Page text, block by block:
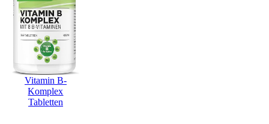
Vitamin B-
Komplex
Tabletten